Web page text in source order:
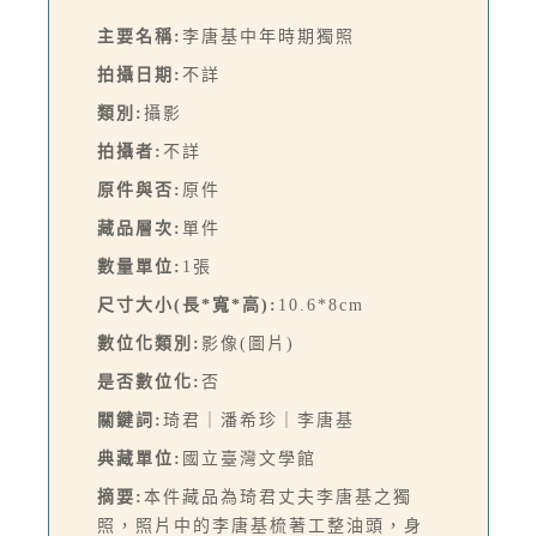
主要名稱: 李唐基中年時期獨照
拍攝日期: 不詳
類別: 攝影
拍攝者: 不詳
原件與否: 原件
藏品層次: 單件
數量單位: 1張
尺寸大小(長*寬*高): 10.6*8cm
數位化類別: 影像(圖片)
是否數位化: 否
關鍵詞: 琦君｜潘希珍｜李唐基
典藏單位: 國立臺灣文學館
摘要: 本件藏品為琦君丈夫李唐基之獨
照，照片中的李唐基梳著工整油頭，身